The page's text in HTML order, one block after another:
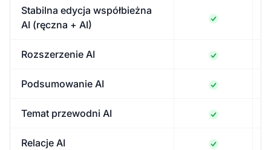
Stabilna edycja współbieżna
AI (ręczna + AI)
Rozszerzenie AI
Podsumowanie AI
Temat przewodni AI
Relacje AI